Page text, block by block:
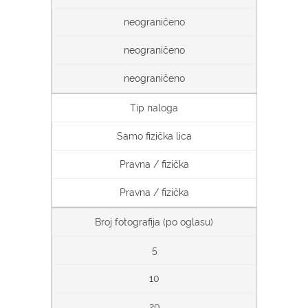
neograničeno
neograničeno
neograničeno
Tip naloga
Samo fizička lica
Pravna / fizička
Pravna / fizička
Broj fotografija (po oglasu)
5
10